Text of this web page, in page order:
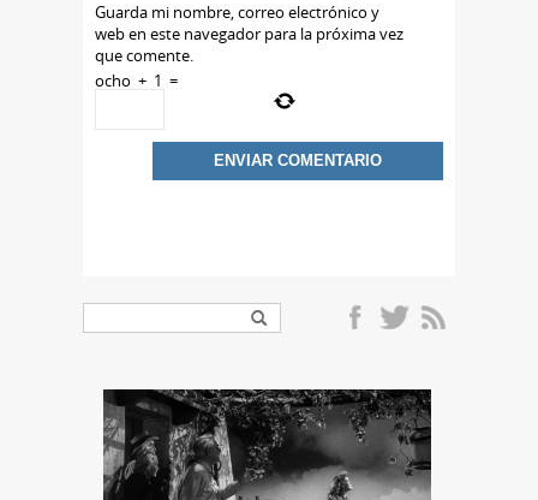
Guarda mi nombre, correo electrónico y
web en este navegador para la próxima vez
que comente.
ocho + 1 =